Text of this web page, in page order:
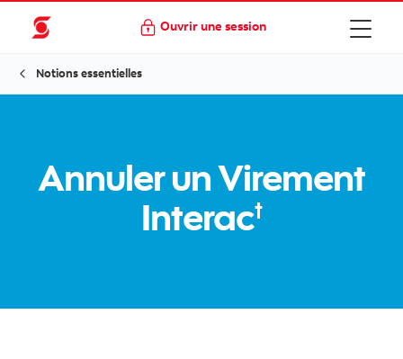
Ouvrir une session
Notions essentielles
Annuler un Virement
Interac†